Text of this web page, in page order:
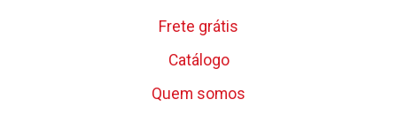
Frete grátis
Catálogo
Quem somos